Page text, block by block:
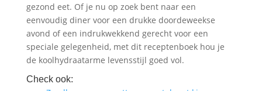
gezond eet. Of je nu op zoek bent naar een
eenvoudig diner voor een drukke doordeweekse
avond of een indrukwekkend gerecht voor een
speciale gelegenheid, met dit receptenboek hou je
de koolhydraatarme levensstijl goed vol.
Check ook: